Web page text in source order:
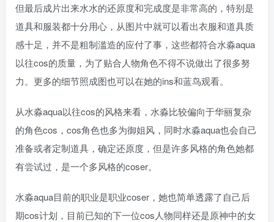
但最后成片出来水水的还原度和完成度是非常高的，特别是
道具和服装都十分用心，从图片中就可以看出衣服和道具质
感十足，并不是粗制滥造的应付了事，这些都符合水淼aqua
以往cos的质量，为了贴合人物角色不得不说做出了很多努
力。更多的细节照成图也可以在她的ins和蓝鸟观看。
从水淼aqua以往cos的风格来看，水淼比较偏向于华丽复杂
的角色cos，cos角色也多为御姐风，同时水淼aqua也会自己
准备或者定制道具，确定还原度，但是许多风格的角色她都
有尝试过，是一个多风格的coser。
水淼aqua目前的职业是职业coser，她也简单透露了自己后
期cos计划，目前已知的下一位cos人物同样还是原神中的女